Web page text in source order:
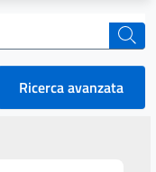
cerca
Ricerca avanzata